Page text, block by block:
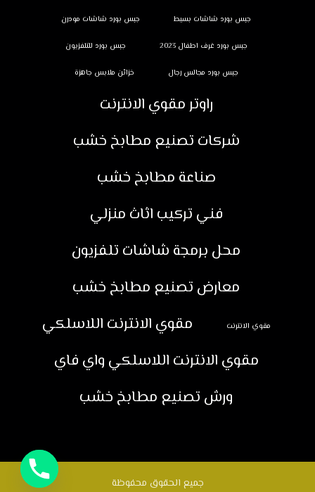
جبس بورد شاشات بسيط جبس بورد شاشات مودرن
جبس بورد غرف اطفال 2023 جبس بورد للتلفزيون
جبس بورد مجالس رجال خزائن ملابس جاهزة
راوتر مقوي الانترنت
شركات تصنيع مطابخ خشب
صناعة مطابخ خشب
فني تركيب اثاث منزلي
محل برمجة شاشات تلفزيون
معارض تصنيع مطابخ خشب
مقوي الانترنت
مقوي الانترنت اللاسلكي
مقوي الانترنت اللاسلكي واي فاي
ورش تصنيع مطابخ خشب
جميع الحقوق محفوظة